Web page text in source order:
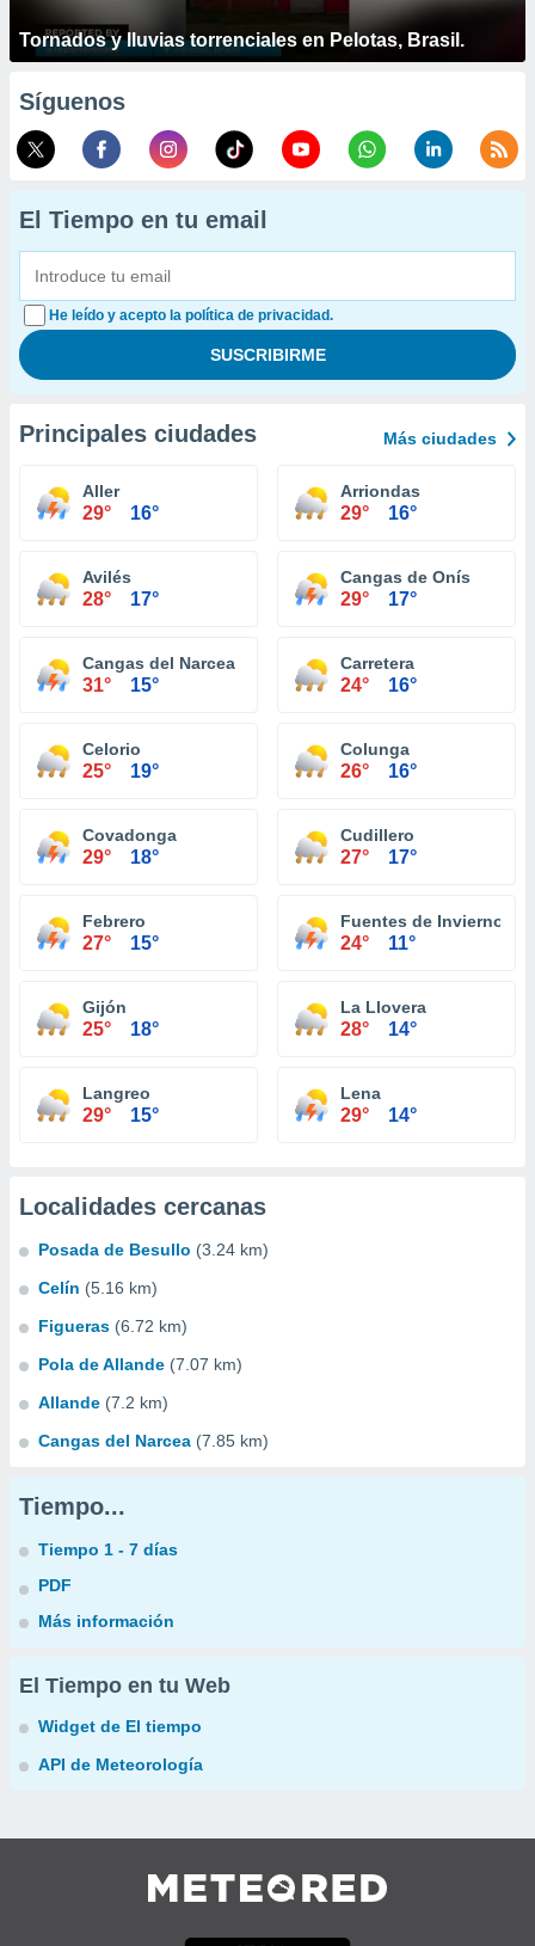
Tornados y lluvias torrenciales en Pelotas, Brasil.
Síguenos
El Tiempo en tu email
He leído y acepto la política de privacidad.
Principales ciudades Más ciudades
Aller
29° 16°
Arriondas
29° 16°
Avilés
28° 17°
Cangas de Onís
29° 17°
Cangas del Narcea
31° 15°
Carretera
24° 16°
Celorio
25° 19°
Colunga
26° 16°
Covadonga
29° 18°
Cudillero
27° 17°
Febrero
27° 15°
Fuentes de Invierno
24° 11°
Gijón
25° 18°
La Llovera
28° 14°
Langreo
29° 15°
Lena
29° 14°
Localidades cercanas
Posada de Besullo (3.24 km)
Celín (5.16 km)
Figueras (6.72 km)
Pola de Allande (7.07 km)
Allande (7.2 km)
Cangas del Narcea (7.85 km)
Tiempo...
Tiempo 1 - 7 días
PDF
Más información
El Tiempo en tu Web
Widget de El tiempo
API de Meteorología